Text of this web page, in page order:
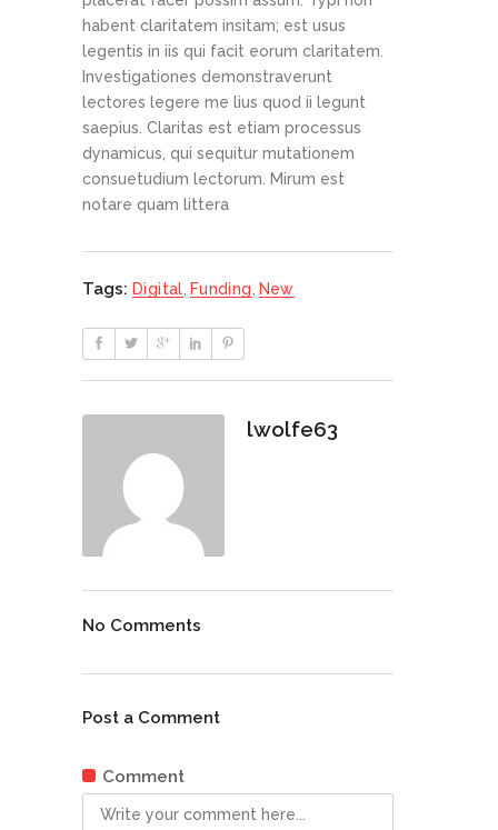
habent claritatem insitam; est usus
legentis in iis qui facit eorum claritatem.
Investigationes demonstraverunt
lectores legere me lius quod ii legunt
saepius. Claritas est etiam processus
dynamicus, qui sequitur mutationem
consuetudium lectorum. Mirum est
notare quam littera
Tags: Digital Funding New
lwolfe63
No Comments
Post a Comment
Comment